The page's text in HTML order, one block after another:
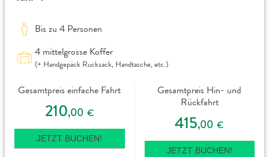
Bis zu 4 Personen
4 mittelgrosse Koffer
(+ Handgepäck Rucksack, Handtasche, etc.)
Gesamtpreis einfache Fahrt
210,00 €
JETZT BUCHEN!
Gesamtpreis Hin- und
Rückfahrt
415,00 €
JETZT BUCHEN!